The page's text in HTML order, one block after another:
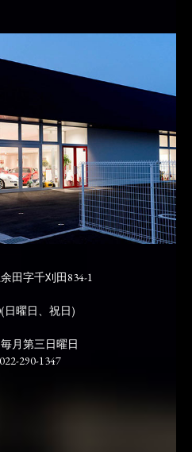
田字千刈田834-1
日曜日、祝日)
月第三日曜日
290-1347